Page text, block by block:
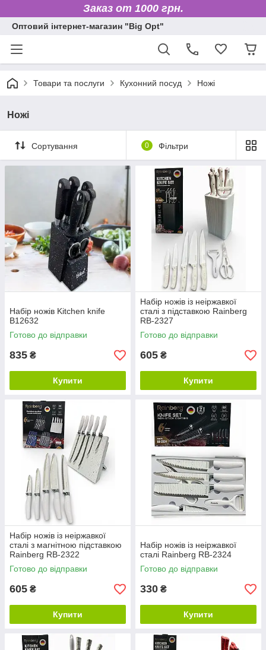
Заказ от 1000 грн.
Оптовий інтернет-магазин "Big Opt"
Товари та послуги Кухонний посуд Ножі
Ножі
Сортування 0 Фільтри
Набір ножів Kitchen knife
B12632
Готово до відправки
835 ₴
Купити
Набір ножів із неіржавкої
сталі з підставкою Rainberg
RB-2327
Готово до відправки
605 ₴
Купити
Набір ножів із неіржавкої
сталі з магнітною підставкою
Rainberg RB-2322
Готово до відправки
605 ₴
Купити
Набір ножів із неіржавкої
сталі Rainberg RB-2324
Готово до відправки
330 ₴
Купити